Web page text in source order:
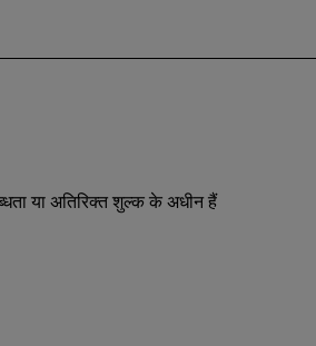
या अतिरिक्त शुल्क के अधीन हैं